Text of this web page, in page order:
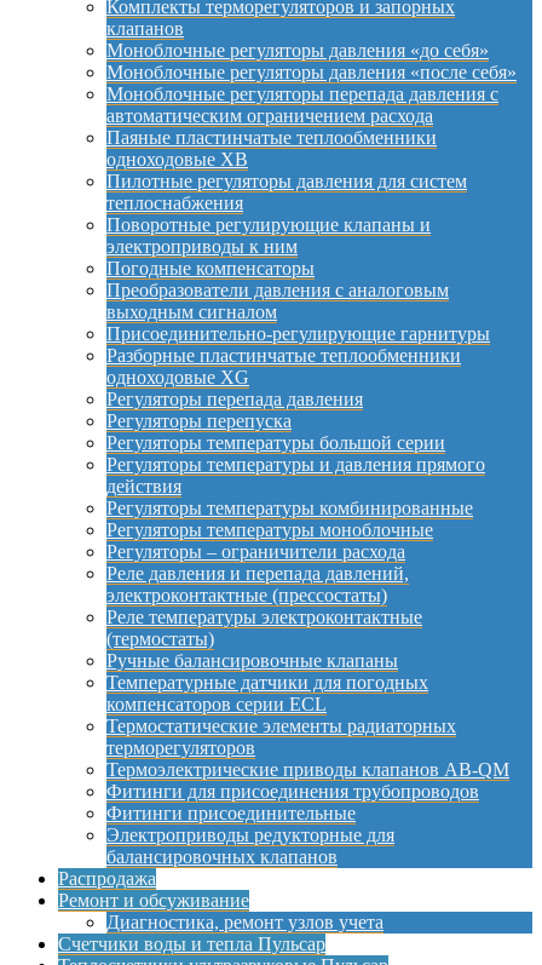
Комплекты терморегуляторов и запорных
клапанов
Моноблочные регуляторы давления «до себя»
Моноблочные регуляторы давления «после себя»
Моноблочные регуляторы перепада давления с
автоматическим ограничением расхода
Паяные пластинчатые теплообменники
одноходовые XB
Пилотные регуляторы давления для систем
теплоснабжения
Поворотные регулирующие клапаны и
электроприводы к ним
Погодные компенсаторы
Преобразователи давления с аналоговым
выходным сигналом
Присоединительно-регулирующие гарнитуры
Разборные пластинчатые теплообменники
одноходовые XG
Регуляторы перепада давления
Регуляторы перепуска
Регуляторы температуры большой серии
Регуляторы температуры и давления прямого
действия
Регуляторы температуры комбинированные
Регуляторы температуры моноблочные
Регуляторы – ограничители расхода
Реле давления и перепада давлений,
электроконтактные (прессостаты)
Реле температуры электроконтактные
(термостаты)
Ручные балансировочные клапаны
Температурные датчики для погодных
компенсаторов серии ECL
Термостатические элементы радиаторных
терморегуляторов
Термоэлектрические приводы клапанов AB-QM
Фитинги для присоединения трубопроводов
Фитинги присоединительные
Электроприводы редукторные для
балансировочных клапанов
Распродажа
Ремонт и обсуживание
Диагностика, ремонт узлов учета
Счетчики воды и тепла Пульсар